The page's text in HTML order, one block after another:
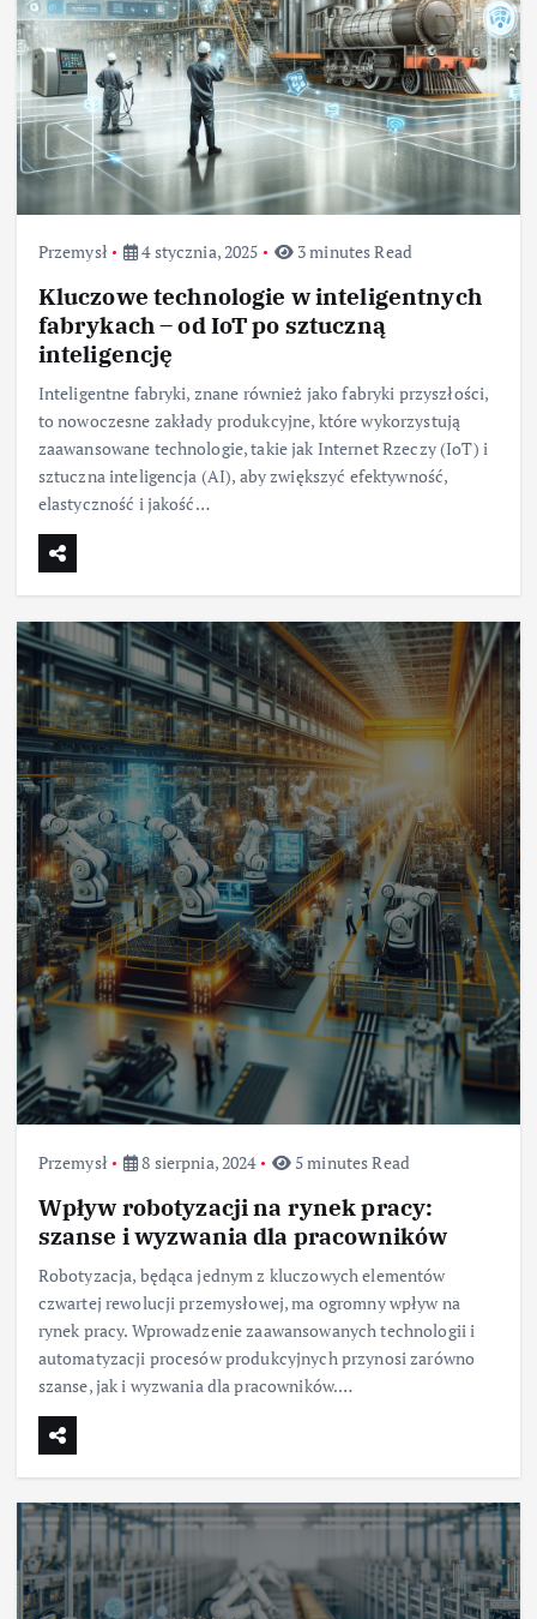
Przemysł 4 stycznia, 2025 3 minutes Read
Kluczowe technologie w inteligentnych
fabrykach – od IoT po sztuczną
inteligencję
Inteligentne fabryki, znane również jako fabryki przyszłości,
to nowoczesne zakłady produkcyjne, które wykorzystują
zaawansowane technologie, takie jak Internet Rzeczy (IoT) i
sztuczna inteligencja (AI), aby zwiększyć efektywność,
elastyczność i jakość…
Przemysł 8 sierpnia, 2024 5 minutes Read
Wpływ robotyzacji na rynek pracy:
szanse i wyzwania dla pracowników
Robotyzacja, będąca jednym z kluczowych elementów
czwartej rewolucji przemysłowej, ma ogromny wpływ na
rynek pracy. Wprowadzenie zaawansowanych technologii i
automatyzacji procesów produkcyjnych przynosi zarówno
szanse, jak i wyzwania dla pracowników.…